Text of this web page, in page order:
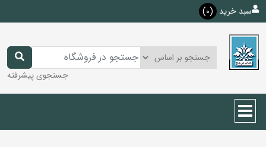
سبد خرید (0)
جستجوی پیشرفته